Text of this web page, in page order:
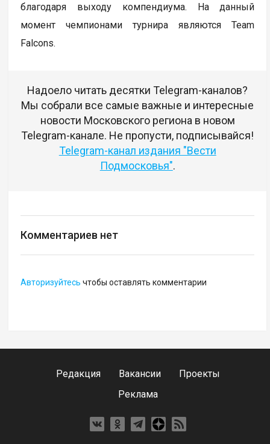
благодаря выходу компендиума. На данный
момент чемпионами турнира являются Team
Falcons.
Надоело читать десятки Telegram-каналов?
Мы собрали все самые важные и интересные
новости Московского региона в новом
Telegram-канале. Не пропусти, подписывайся!
Telegram-канал издания "Вести
Подмосковья".
Комментариев нет
Авторизуйтесь чтобы оставлять комментарии
Редакция Вакансии
Проекты
Реклама